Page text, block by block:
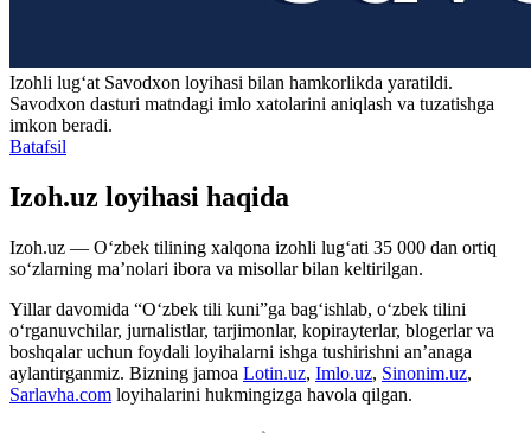
Izohli lugʻat Savodxon loyihasi bilan hamkorlikda yaratildi.
Savodxon dasturi matndagi imlo xatolarini aniqlash va tuzatishga
imkon beradi.
Batafsil
Izoh.uz loyihasi haqida
Izoh.uz — O‘zbek tilining xalqona izohli lug‘ati 35 000 dan ortiq
so‘zlarning ma’nolari ibora va misollar bilan keltirilgan.
Yillar davomida “O‘zbek tili kuni”ga bag‘ishlab, o‘zbek tilini
o‘rganuvchilar, jurnalistlar, tarjimonlar, kopirayterlar, blogerlar va
boshqalar uchun foydali loyihalarni ishga tushirishni an’anaga
aylantirganmiz. Bizning jamoa Lotin.uz, Imlo.uz, Sinonim.uz,
Sarlavha.com loyihalarini hukmingizga havola qilgan.